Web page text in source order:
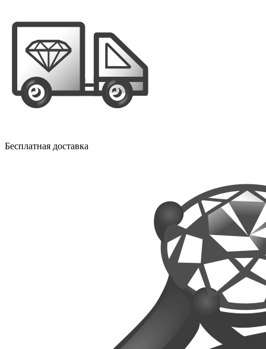
Бесплатная доставка